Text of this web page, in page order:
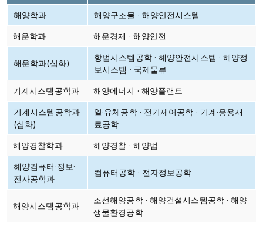
해양학과 해양구조물 · 해양안전시스템
해운학과 해운경제 · 해양안전
해운학과(심화)
항법시스템공학 · 해양안전시스템 · 해양정
보시스템 · 국제물류
기계시스템공학과 해양에너지 · 해양플랜트
기계시스템공학과
(심화)
열·유체공학 · 전기제어공학 · 기계·응용재
료공학
해양경찰학과 해양경찰 · 해양법
해양컴퓨터·정보·
전자공학과
컴퓨터공학 · 전자정보공학
해양시스템공학과
조선해양공학 · 해양건설시스템공학 · 해양
생물환경공학